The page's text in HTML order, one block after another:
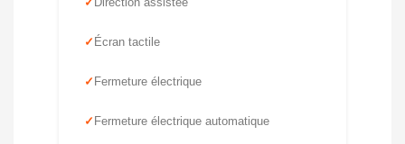
Écran tactile
Fermeture électrique
Fermeture électrique automatique